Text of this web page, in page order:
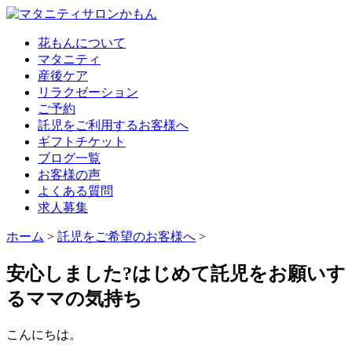
花もんについて
マタニティ
産後ケア
リラクゼーション
ご予約
託児をご利用するお客様へ
ギフトチケット
ブログ一覧
お客様の声
よくある質問
求人募集
ホーム > 託児をご希望のお客様へ >
安心しました?はじめて託児をお願いす
るママの気持ち
こんにちは。